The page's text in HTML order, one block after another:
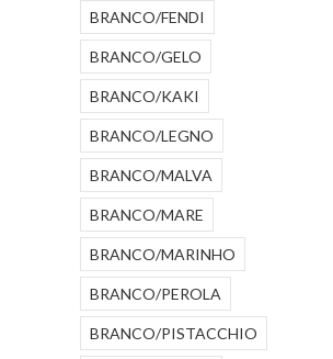
BRANCO/FENDI
BRANCO/GELO
BRANCO/KAKI
BRANCO/LEGNO
BRANCO/MALVA
BRANCO/MARE
BRANCO/MARINHO
BRANCO/PEROLA
BRANCO/PISTACCHIO